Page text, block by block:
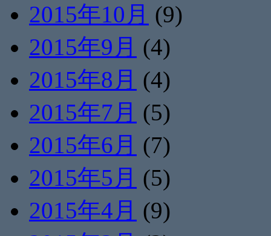
2015年10月 (9)
2015年9月 (4)
2015年8月 (4)
2015年7月 (5)
2015年6月 (7)
2015年5月 (5)
2015年4月 (9)